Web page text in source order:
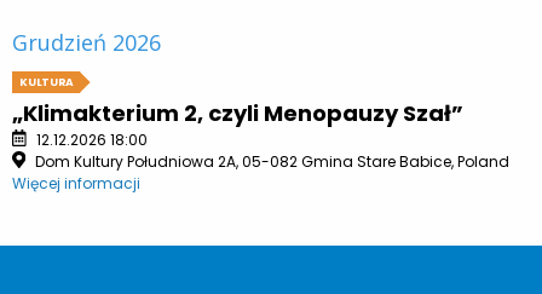
Grudzień 2026
KULTURA
„Klimakterium 2, czyli Menopauzy Szał”
12.12.2026 18:00
Dom Kultury Południowa 2A, 05-082 Gmina Stare Babice, Poland
Więcej informacji